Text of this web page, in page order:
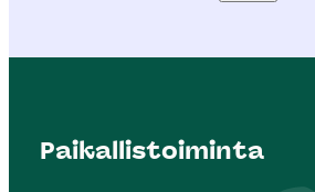
Paikallistoiminta